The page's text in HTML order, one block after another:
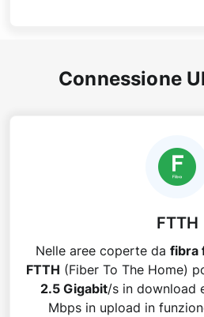
Connessione
FTTH
Nelle aree coperte da fibra
FTTH (Fiber To The Home)
2.5 Gigabit/s in download
Mbps in upload in